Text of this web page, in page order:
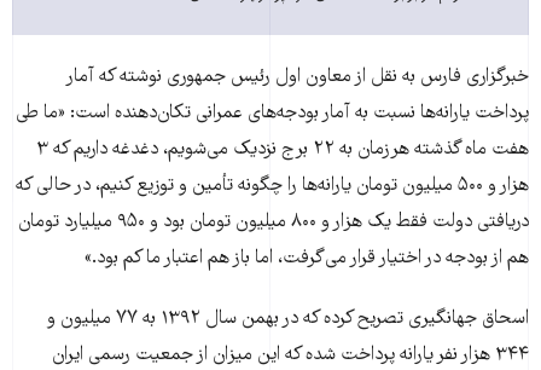
خبرگزاری فارس به نقل از معاون اول رئیس جمهوری نوشته که آمار
پرداخت یارانه‌ها نسبت به آمار بودجه‌های عمرانی تکان‌دهنده است: «ما طی
هفت ماه گذشته هرزمان به ۲۲ برج نزدیک می‌شویم، دغدغه داریم که ۳
هزار و ۵۰۰ میلیون تومان یارانه‌ها را چگونه تأمین و توزیع کنیم، در حالی که
دریافتی دولت فقط یک هزار و ۸۰۰ میلیون تومان بود و ۹۵۰ میلیارد تومان
هم از بودجه در اختیار قرار می‌گرفت، اما باز هم اعتبار ما کم بود.»
اسحاق جهانگیری تصریح کرده که در بهمن سال ۱۳۹۲ به ۷۷ میلیون و
۳۴۴ هزار نفر یارانه پرداخت شده که این میزان از جمعیت رسمی ایران